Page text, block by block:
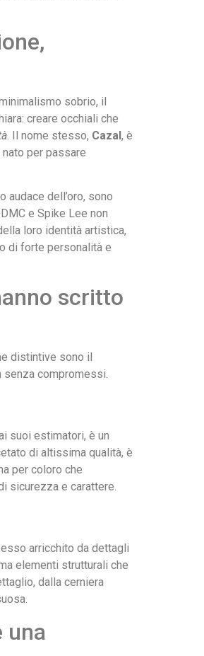
sobrio, il
creare occhiali che
. Il nome stesso, Cazal, è
per passare
dell’oro, sono
e Spike Lee non
loro identità artistica,
di forte personalità e
scritto
distintive sono il
compromessi.
suoi estimatori, è un
di altissima qualità, è
per coloro che
sicurezza e carattere.
arricchito da dettagli
elementi strutturali che
dalla cerniera
una